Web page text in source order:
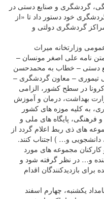
گردشگری و صنایع دستی در
خود دستور داد تا «از
گردشگری دولتی و
وزارتخانه میراث
نامه علی اصغر مونسان –
دستی – خطاب به محمدحسن
تیموری – معاون گردشگری –
در سطح كشور، الزامی
بهداشت، درمان و آموزش
به كلیه موزه های كشور
پایگاه های ملی و
های ذی ربط اعلام گردد از
و… ) اجتناب كنند.
مجموعه های مورد
و… در نظر گرفته شود و
بازدیدكنندگان اقدام
یكشنبه، چهارم اسفند